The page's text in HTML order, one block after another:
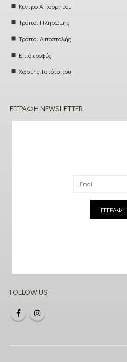
Κέντρο Απορρήτου
Τρόποι Πληρωμής
Τρόποι Αποστολής
Επιστροφές
Χάρτης Ιστότοπου
ΕΓΓΡΑΦΉ NEWSLETTER
ΕΓΓΡΑΦΗ
FOLLOW US